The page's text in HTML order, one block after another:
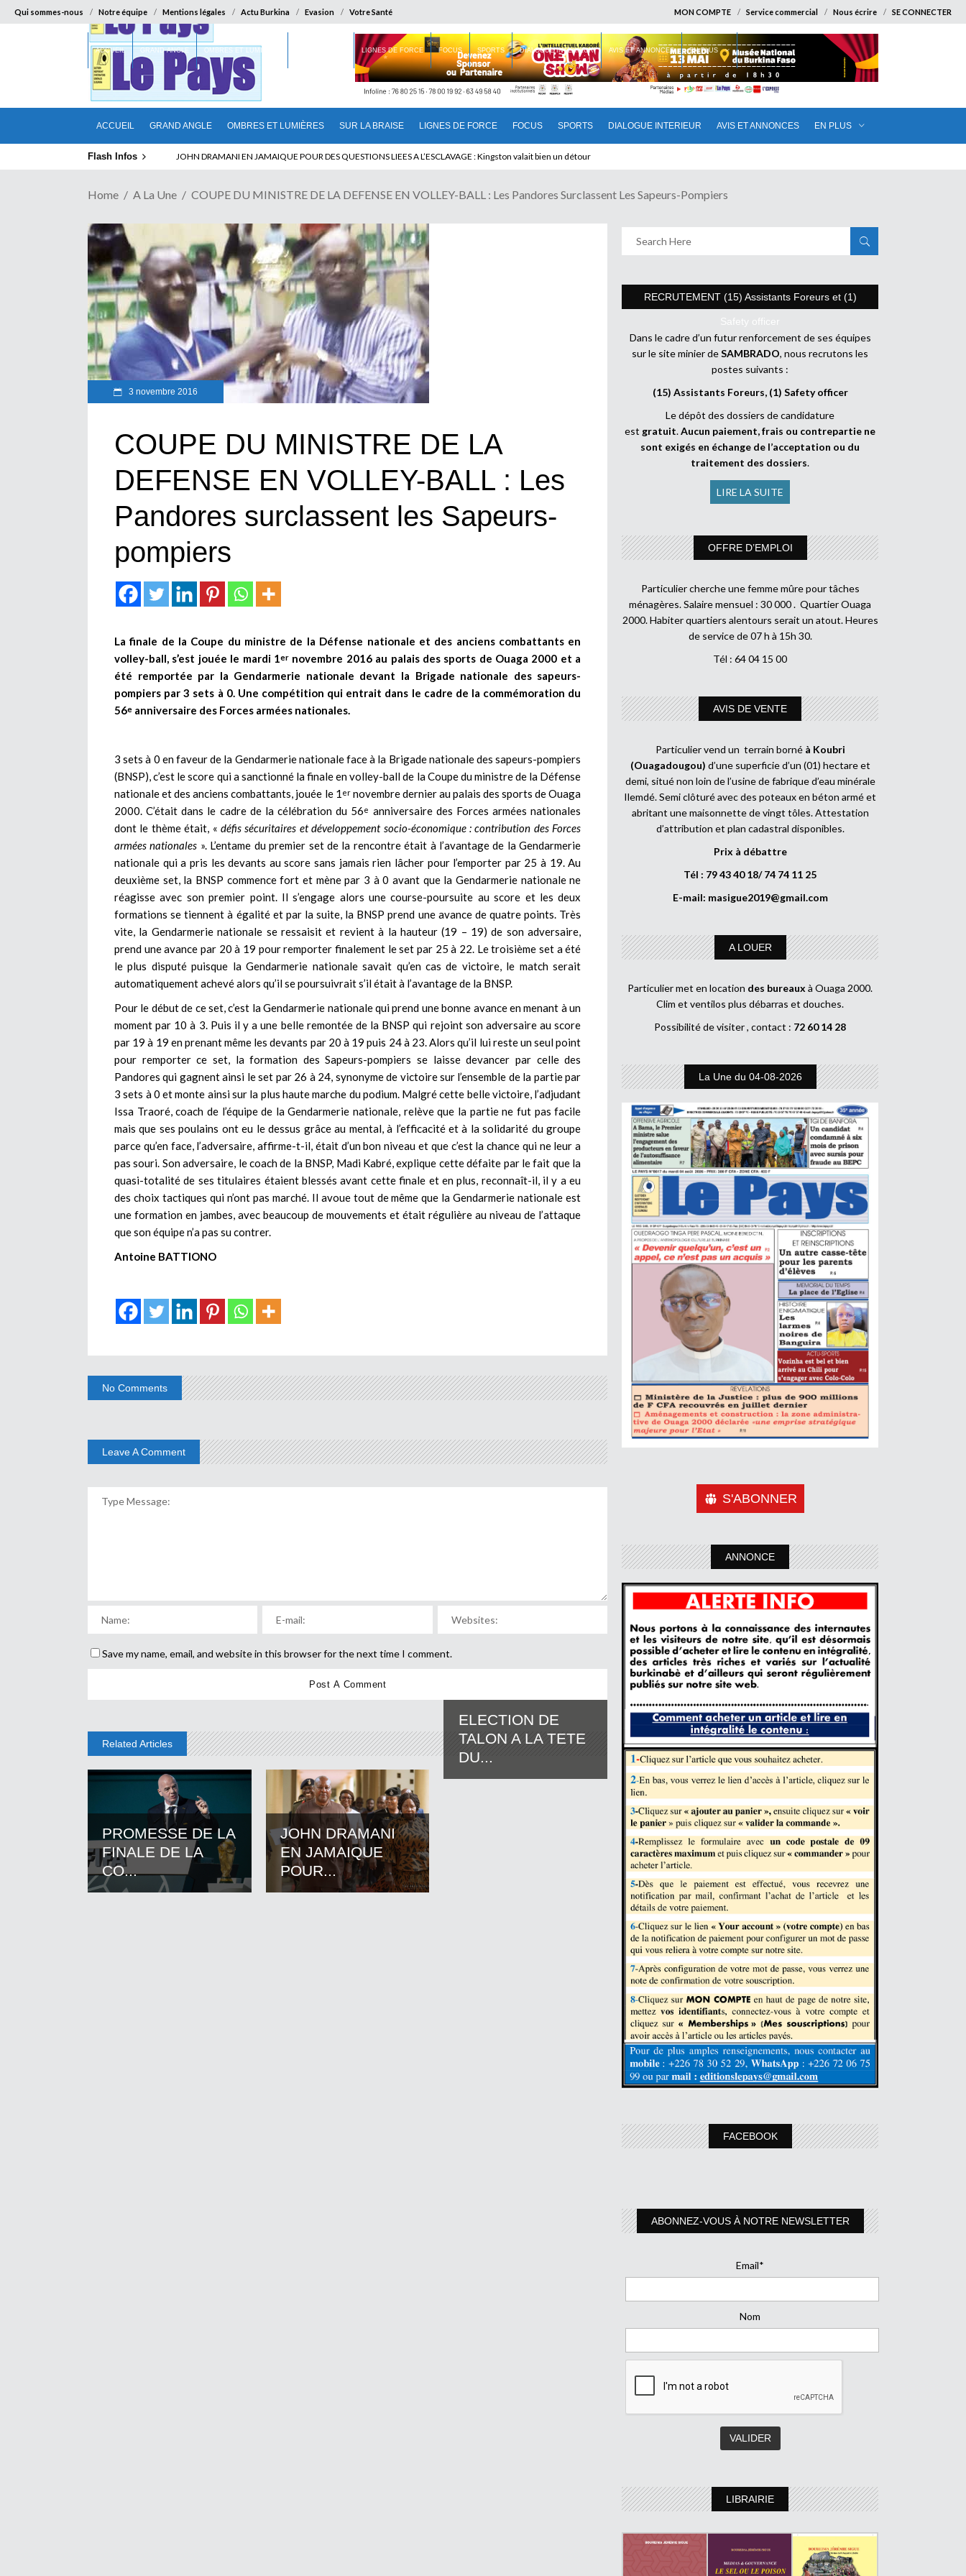
Qui sommes-nous Notre équipe Mentions légales Actu Burkina Evasion Votre Santé MON COMPTE Service commercial Nous écrire SE CONNECTER
ACCUEIL GRAND ANGLE OMBRES ET LUMIÈRES SUR LA BRAISE LIGNES DE FORCE FOCUS SPORTS DIALOGUE INTERIEUR AVIS ET ANNONCES EN PLUS
ACCUEIL GRAND ANGLE OMBRES ET LUMIÈRES LIGNES DE FORCE FOCUS SPORTS DIALOGUE INTERIEUR AVIS ET ANNONCES EN PLUS
Flash Infos ELECTION DE TALON A LA TETE DU SENAT BENINOIS : Quand Patrice quitte le pouvoir sans partir !
Home A La Une COUPE DU MINISTRE DE LA DEFENSE EN VOLLEY-BALL : Les Pandores Surclassent Les Sapeurs-Pompiers
3 novembre 2016
COUPE DU MINISTRE DE LA
DEFENSE EN VOLLEY-BALL : Les
Pandores surclassent les Sapeurs-
pompiers
La finale de la Coupe du ministre de la Défense nationale et des anciens combattants en
volley-ball, s’est jouée le mardi 1ernovembre 2016 au palais des sports de Ouaga 2000 et a
été remportée par la Gendarmerie nationale devant la Brigade nationale des sapeurs-
pompiers par 3 sets à 0. Une compétition qui entrait dans le cadre de la commémoration du
56e anniversaire des Forces armées nationales.
3 sets à 0 en faveur de la Gendarmerie nationale face à la Brigade nationale des sapeurs-pompiers
(BNSP), c’est le score qui a sanctionné la finale en volley-ball de la Coupe du ministre de la Défense
nationale et des anciens combattants, jouée le 1 ernovembre dernier au palais des sports de Ouaga
2000. C’était dans le cadre de la célébration du 56e anniversaire des Forces armées nationales
dont le thème était, «défis sécuritaires et développement socio-économique : contribution des Forces
armées nationales ». L’entame du premier set de la rencontre était à l’avantage de la Gendarmerie
nationale qui a pris les devants au score sans jamais rien lâcher pour l’emporter par 25 à 19. Au
deuxième set, la BNSP commence fort et mène par 3 à 0 avant que la Gendarmerie nationale ne
réagisse avec son premier point. Il s’engage alors une course-poursuite au score et les deux
formations se tiennent à égalité et par la suite, la BNSP prend une avance de quatre points. Très
vite, la Gendarmerie nationale se ressaisit et revient à la hauteur (19 – 19) de son adversaire,
prend une avance par 20 à 19 pour remporter finalement le set par 25 à 22. Le troisième set a été
le plus disputé puisque la Gendarmerie nationale savait qu’en cas de victoire, le match serait
automatiquement achevé alors qu’il se poursuivrait s’il était à l’avantage de la BNSP.
Pour le début de ce set, c’est la Gendarmerie nationale qui prend une bonne avance en menant à un
moment par 10 à 3. Puis il y a une belle remontée de la BNSP qui rejoint son adversaire au score
par 19 à 19 en prenant même les devants par 20 à 19 puis 24 à 23. Alors qu’il lui reste un seul point
pour remporter ce set, la formation des Sapeurs-pompiers se laisse devancer par celle des
Pandores qui gagnent ainsi le set par 26 à 24, synonyme de victoire sur l’ensemble de la partie par
3 sets à 0 et monte ainsi sur la plus haute marche du podium. Malgré cette belle victoire, l’adjudant
Issa Traoré, coach de l’équipe de la Gendarmerie nationale, relève que la partie ne fut pas facile
mais que ses poulains ont eu le dessus grâce au mental, à l’efficacité et à la solidarité du groupe
parce qu’en face, l’adversaire, affirme-t-il, était d’un bon niveau et que c’est la chance qui ne leur a
pas souri. Son adversaire, le coach de la BNSP, Madi Kabré, explique cette défaite par le fait que la
quasi-totalité de ses titulaires étaient blessés avant cette finale et en plus, reconnaît-il, il y a eu
des choix tactiques qui n’ont pas marché. Il avoue tout de même que la Gendarmerie nationale est
une formation en jambes, avec beaucoup de mouvements et était régulière au niveau de l’attaque
que son équipe n’a pas su contrer.
Antoine BATTIONO
No Comments
Leave A Comment
Save my name, email, and website in this browser for the next time I comment.
Related Articles
PROMESSE DE LA
FINALE DE LA
CO...
JOHN DRAMANI
EN JAMAIQUE
POUR...
ELECTION DE
TALON A LA TETE
DU...
RECRUTEMENT (15) Assistants Foreurs et (1)
Safety officer
Dans le cadre d’un futur renforcement de ses équipes
sur le site minier deSAMBRADO, nous recrutons les
postes suivants :
(15) Assistants Foreurs, (1) Safety officer
Le dépôt des dossiers de candidature
est gratuit.Aucun paiement, frais ou contrepartie ne
sont exigés en échange de l’acceptation ou du
traitement des dossiers.
LIRE LA SUITE
OFFRE D’EMPLOI
Particulier cherche une femme mûre pour tâches
ménagères. Salaire mensuel : 30 000 . Quartier Ouaga
2000. Habiter quartiers alentours serait un atout. Heures
de service de 07 h à 15h 30.
Tél : 64 04 15 00
AVIS DE VENTE
Particulier vend un terrain borné à Koubri
(Ouagadougou) d’une superficie d’un (01) hectare et
demi, situé non loin de l’usine de fabrique d’eau minérale
Ilemdé. Semi clôturé avec des poteaux en béton armé et
abritant une maisonnette de vingt tôles. Attestation
d’attribution et plan cadastral disponibles.
Prix à débattre
Tél : 79 43 40 18/ 74 74 11 25
E-mail: masigue2019@gmail.com
A LOUER
Particulier met en location des bureaux à Ouaga 2000.
Clim et ventilos plus débarras et douches.
Possibilité de visiter , contact : 72 60 14 28
La Une du 04-08-2026
S'ABONNER
ANNONCE
FACEBOOK
ABONNEZ-VOUS À NOTRE NEWSLETTER
Email*
Nom
LIBRAIRIE